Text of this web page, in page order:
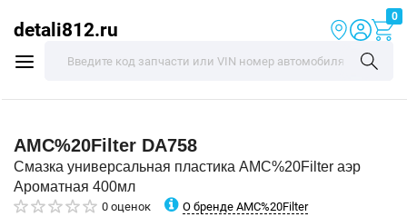
detali812.ru
0
AMC%20Filter DA758
Смазка универсальная пластика AMC%20Filter аэр
Ароматная 400мл
0 оценок О бренде AMC%20Filter